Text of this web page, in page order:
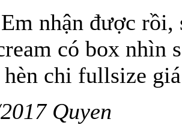
nhận được
có box nhìn
chi fullsize
Quyen